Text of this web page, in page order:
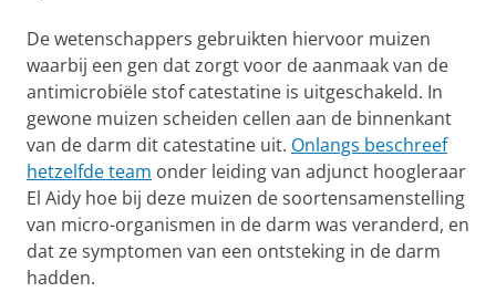
De wetenschappers gebruikten hiervoor muizen
waarbij een gen dat zorgt voor de aanmaak van de
antimicrobiële stof catestatine is uitgeschakeld. In
gewone muizen scheiden cellen aan de binnenkant
van de darm dit catestatine uit. Onlangs beschreef
hetzelfde team onder leiding van adjunct hoogleraar
El Aidy hoe bij deze muizen de soortensamenstelling
van micro-organismen in de darm was veranderd, en
dat ze symptomen van een ontsteking in de darm
hadden.